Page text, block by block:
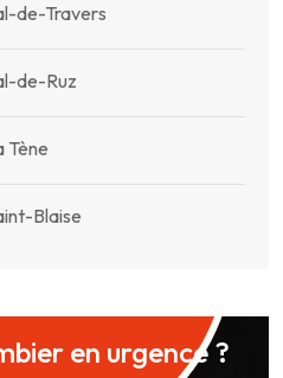
de-Travers
de-Ruz
Tène
Blaise
en urgence ?